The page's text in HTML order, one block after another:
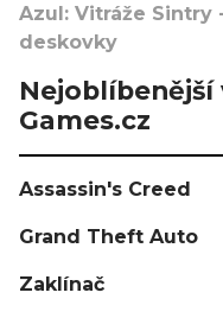
Azul: Vitráže Sintry
deskovky
Nejoblíbenější
Games.cz
Assassin's Creed
Grand Theft Auto
Zaklínač